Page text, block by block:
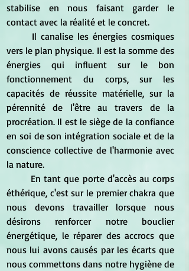
stabilise en nous faisant garder le
contact avec la réalité et le concret.
vers le plan physique. Il est la somme des
énergies qui influent sur le bon
fonctionnement du corps, sur les
capacités de réussite matérielle, sur la
pérennité de l'être au travers de la
procréation. Il est le siège de la confiance
en soi de son intégration sociale et de la
conscience collective de l'harmonie avec
la nature.
éthérique, c'est sur le premier chakra que
nous devons travailler lorsque nous
désirons renforcer notre bouclier
énergétique, le réparer des accrocs que
nous lui avons causés par les écarts que
nous commettons dans notre hygiène de